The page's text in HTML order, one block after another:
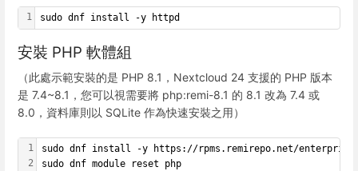
1 sudo dnf install -y httpd
安裝 PHP 軟體組
（此處示範安裝的是 PHP 8.1，Nextcloud 24 支援的 PHP 版本
是 7.4~8.1，您可以視需要將 php:remi-8.1 的 8.1 改為 7.4 或
8.0，資料庫則以 SQLite 作為快速安裝之用）
1
2
sudo dnf install -y https://rpms.remirepo.net/enterprise/
sudo dnf module reset php